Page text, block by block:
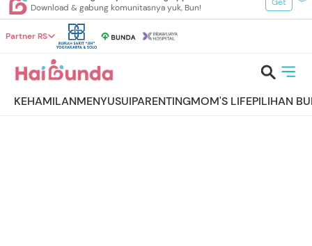
Download & gabung komunitasnya yuk, Bun!
Partner RS
KEHAMILANMENYUSUIPARENTINGMOM'S LIFEPILIHAN